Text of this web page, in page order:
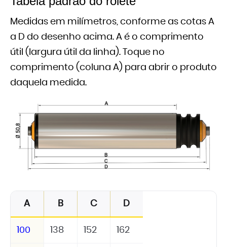
Medidas em milímetros, conforme as cotas A
a D do desenho acima. A é o comprimento
útil (largura útil da linha). Toque no
comprimento (coluna A) para abrir o produto
daquela medida.
A B C D
100 138 152 162